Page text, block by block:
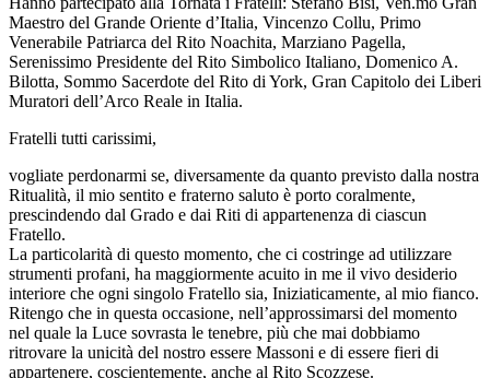
Maestro del Grande Oriente d’Italia, Vincenzo Collu, Primo
Venerabile Patriarca del Rito Noachita, Marziano Pagella,
Serenissimo Presidente del Rito Simbolico Italiano, Domenico A.
Bilotta, Sommo Sacerdote del Rito di York, Gran Capitolo dei Liberi
Muratori dell’Arco Reale in Italia.
Fratelli tutti carissimi,
vogliate perdonarmi se, diversamente da quanto previsto dalla nostra
Ritualità, il mio sentito e fraterno saluto è porto coralmente,
prescindendo dal Grado e dai Riti di appartenenza di ciascun
Fratello.
La particolarità di questo momento, che ci costringe ad utilizzare
strumenti profani, ha maggiormente acuito in me il vivo desiderio
interiore che ogni singolo Fratello sia, Iniziaticamente, al mio fianco.
Ritengo che in questa occasione, nell’approssimarsi del momento
nel quale la Luce sovrasta le tenebre, più che mai dobbiamo
ritrovare la unicità del nostro essere Massoni e di essere fieri di
appartenere, coscientemente, anche al Rito Scozzese.